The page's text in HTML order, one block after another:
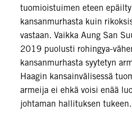
tuomioistuimen eteen
kansanmurhasta kuin
vastaan. Vaikka Aung San
2019 puolusti rohingya-
kansanmurhasta syytetyn
Haagin kansainvälisessä
armeija ei ehkä voisi enää
johtaman hallituksen tukeen.